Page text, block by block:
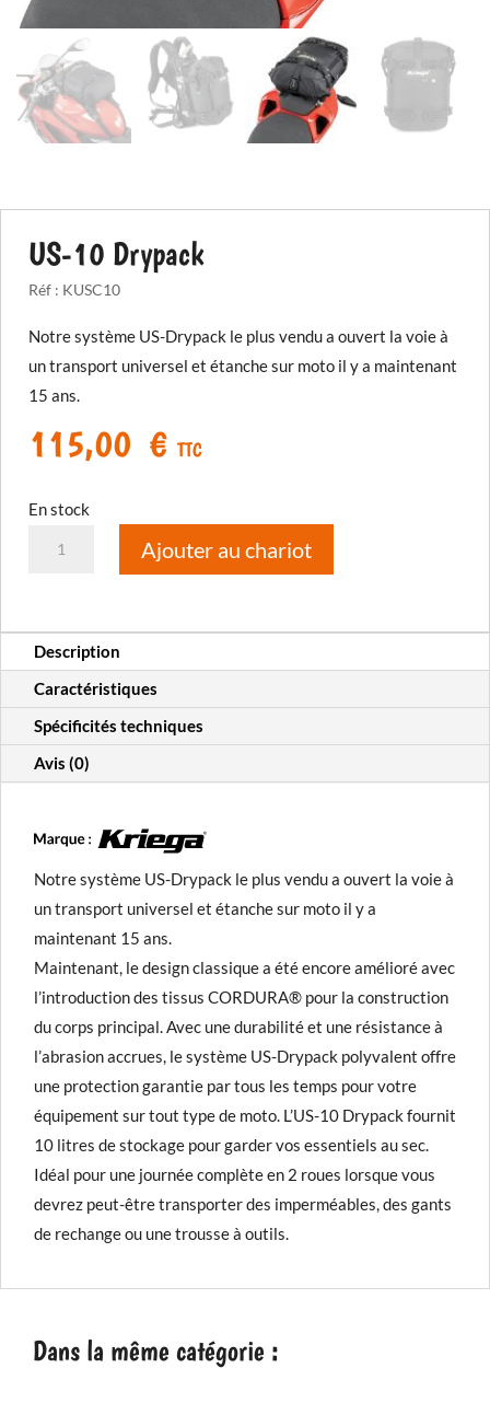
US-10 Drypack
Réf : KUSC10
Notre système US-Drypack le plus vendu a ouvert la voie à
un transport universel et étanche sur moto il y a maintenant
15 ans.
115,00 € TTC
En stock
quantité
10
Drypack
Ajouter au chariot
Description
Caractéristiques
Spécificités techniques
Avis (0)
Notre système US-Drypack le plus vendu a ouvert la voie à
un transport universel et étanche sur moto il y a
maintenant 15 ans.
Maintenant, le design classique a été encore amélioré avec
l’introduction des tissus CORDURA® pour la construction
du corps principal. Avec une durabilité et une résistance à
l’abrasion accrues, le système US-Drypack polyvalent offre
une protection garantie par tous les temps pour votre
équipement sur tout type de moto. L’US-10 Drypack fournit
10 litres de stockage pour garder vos essentiels au sec.
Idéal pour une journée complète en 2 roues lorsque vous
devrez peut-être transporter des imperméables, des gants
de rechange ou une trousse à outils.
Dans la même catégorie :